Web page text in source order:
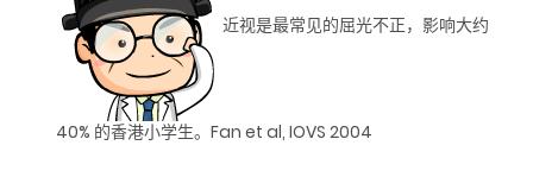
近视是最常见的屈光不正，影响大约
40% 的香港小学生。Fan et al, IOVS 2004